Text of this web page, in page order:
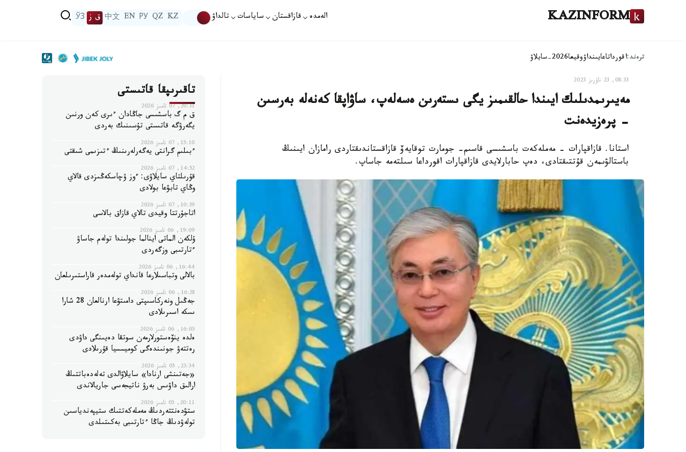
KAZINFORM الەمدە قازاقستان ساياسات تالداۋ KZ
QZ
РУ
EN
中文 ق ز ЎЗ
ترەند:اقورداتاعايىنداۋوقيعا2026-سايلاۋ
08:33, 23 ناۋرىز 2023
مەيىرىمدىلىك ايىندا حالقىمىز يگى ىستەرىن ەسەلەپ، ساۋاپقا كەنەلە بەرسىن
- پرەزيدەنت
استانا. قازاقپارات - مەملەكەت باسشىسى قاسىم- جومارت توقايەۆ قازاقستاندىقتاردى رامازان ايىنىڭ
باستالۋىمەن قۇتتىقتادى، دەپ حابارلايدى قازاقپارات اقورداعا سىلتەمە جاساپ.
تاقىرىپقا قاتىستى
20:31, 07 تامىز 2026
ق م گ باسشىسى جاڭادان ءىرى كەن ورنىن
يگەرۋگە قاتىستى تۇسىنىك بەردى
15:10, 07 تامىز 2026
ءبىلىم گرانتى يەگەرلەرىنىڭ ءتىزىمى شىقتى
14:52, 07 تامىز 2026
قۇرىلتاي سايلاۋى: ءوز ۋچاسكەڭىزدى قالاي
وڭاي تابۋعا بولادى
10:39, 07 تامىز 2026
اتاجۇرتتا وقيدى تالاي قازاق بالاسى
19:09, 06 تامىز 2026
ۇلكەن الماتى اينالما جولىندا تولەم جاساۋ
ءتارتىبى وزگەردى
16:44, 06 تامىز 2026
بالالى وتباسىلارعا قانداي تولەمدەر قاراستىرىلعان
16:28, 06 تامىز 2026
جەڭىل ونەركاسىپتى دامىتۋعا ارنالعان 28 شارا
ىسكە اسىرىلادى
16:05, 06 تامىز 2026
ەلدە ينۆەستورلارمەن سوتقا دەيىنگى داۋدى
رەتتەۋ جونىندەگى كوميسسيا قۇرىلادى
23:34, 05 تامىز 2026
«جەتىنشى ارنادا» سايلاۋالدى تەلەدەباتتىڭ
ارالىق داۋىس بەرۋ ناتيجەسى جاريالاندى
20:11, 05 تامىز 2026
ستۋدەنتتەردىڭ مەملەكەتتىك ستيپەندياسىن
تولەۋدىڭ جاڭا ءتارتىبى بەكىتىلدى